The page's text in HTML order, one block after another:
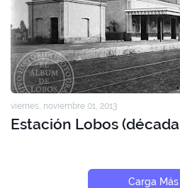
viernes, noviembre 01, 2013
Estación Lobos
Carga Más